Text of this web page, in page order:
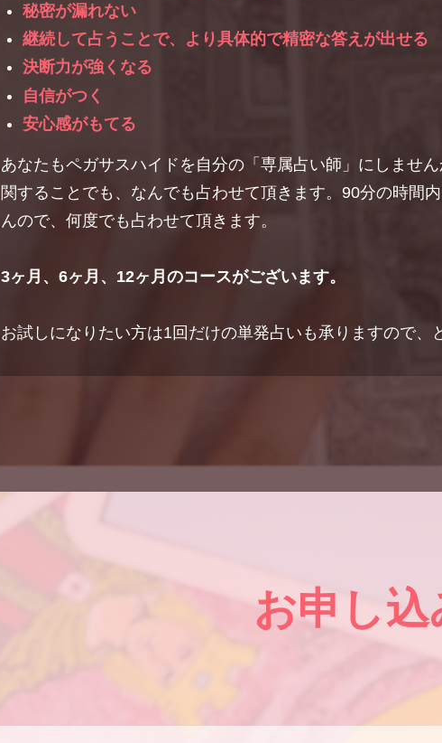
秘密が漏れない
継続して占うことで、より具体的で精密な答えが出せる
決断力が強くなる
自信がつく
安心感がもてる
あなたもペガサスハイドを自分の「専属占い師」にしませ
関することでも、なんでも占わせて頂きます。90分の時間
んので、何度でも占わせて頂きます。
3ヶ月、6ヶ月、12ヶ月のコースがございます。
お試しになりたい方は1回だけの単発占いも承りますので、
お申し込